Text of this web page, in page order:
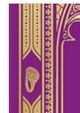
El esplendor
entrega de la
Durante más de
Sterling y
miles de